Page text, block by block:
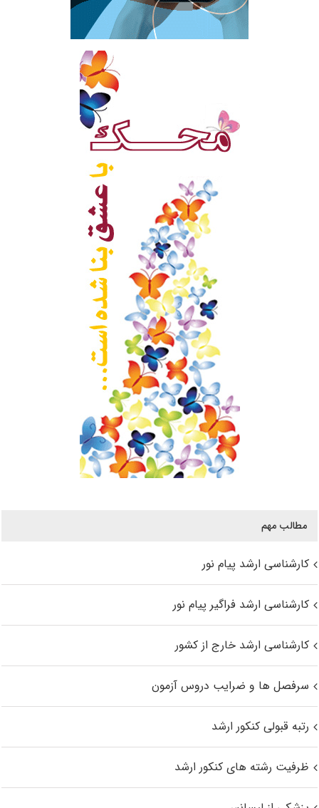
مطالب مهم
کارشناسی ارشد پیام نور
کارشناسی ارشد فراگیر پیام نور
کارشناسی ارشد خارج از کشور
سرفصل ها و ضرایب دروس آزمون
رتبه قبولی کنکور ارشد
ظرفیت رشته های کنکور ارشد